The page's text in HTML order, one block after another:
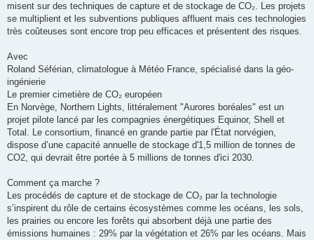
misent sur des techniques de capture et de stockage de CO₂. Les projets
se multiplient et les subventions publiques affluent mais ces technologies
très coûteuses sont encore trop peu efficaces et présentent des risques.
Avec
Roland Séférian, climatologue à Météo France, spécialisé dans la géo-
ingénierie
Le premier cimetière de CO₂ européen
En Norvège, Northern Lights, littéralement "Aurores boréales" est un
projet pilote lancé par les compagnies énergétiques Equinor, Shell et
Total. Le consortium, financé en grande partie par l'État norvégien,
dispose d’une capacité annuelle de stockage d'1,5 million de tonnes de
CO2, qui devrait être portée à 5 millions de tonnes d'ici 2030.
Comment ça marche ?
Les procédés de capture et de stockage de CO₂ par la technologie
s’inspirent du rôle de certains écosystèmes comme les océans, les sols,
les prairies ou encore les forêts qui absorbent déjà une partie des
émissions humaines : 29% par la végétation et 26% par les océans. Mais